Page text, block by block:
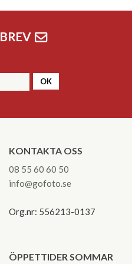
OK
KONTAKTA OSS
08 55 60 60 50
info@gofoto.se
Org.nr: 556213-0137
ÖPPETTIDER SOMMAR